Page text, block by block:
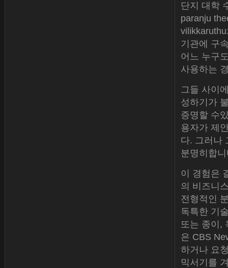
단지 대학
paranju
기관에 구
어느 누구
사용하는
그들 사이
성하기가
증명할 수
용자가 제
다. 그러나
분명히합
이 경험은
의 비즈니
전형적인
독특한 기
또는 종이,
은 CBS
하거나 요
믹서기를